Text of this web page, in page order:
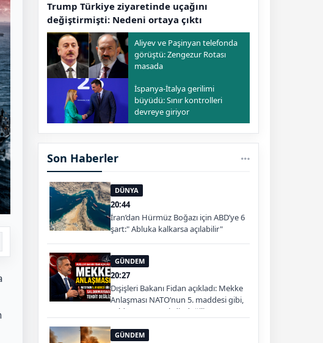
Trump Türkiye ziyaretinde uçağını
değiştirmişti: Nedeni ortaya çıktı
Aliyev ve Paşinyan telefonda
görüştü: Zengezur Rotası
masada
İspanya-İtalya gerilimi
büyüdü: Sınır kontrolleri
devreye giriyor
Son Haberler
DÜNYA
20:44
İran’dan Hürmüz Boğazı için ABD’ye 6
şart:" Abluka kalkarsa açılabilir"
GÜNDEM
20:27
Dışişleri Bakanı Fidan açıkladı: Mekke
Anlaşması NATO’nun 5. maddesi gibi,
saldırmayana tehdit değiliz
GÜNDEM